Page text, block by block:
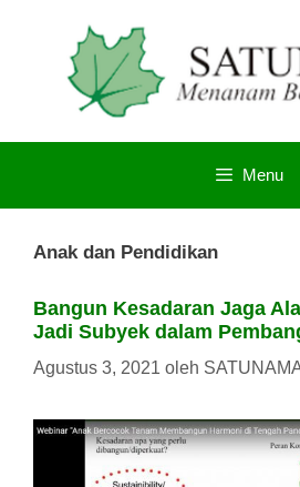
Menu
Anak dan Pendidikan
Bangun Kesadaran Jaga
Jadi Subyek dalam
Agustus 3, 2021 oleh